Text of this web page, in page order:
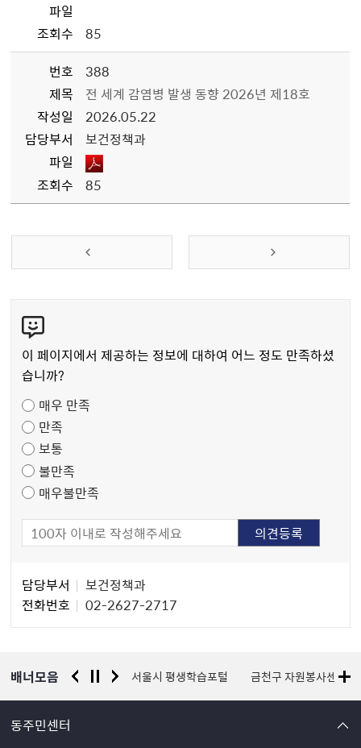
파일
조회수
85
번호
388
제목
전 세계 감염병 발생 동향 2026년 제18호
작성일
2026.05.22
담당부서
보건정책과
파일
조회수
85
텐
츠
만
도
조
사
이 페이지에서 제공하는 정보에 대하여 어느 정도 만족하셨
습니까?
매우 만족
만족
보통
불만족
매우불만족
자
담당부서
보건정책과
전화번호
02-2627-2717
배너모음
경찰청 유실물 통합포털 서울시 평생학습포털 금천구 자원봉사센터
동주민센터